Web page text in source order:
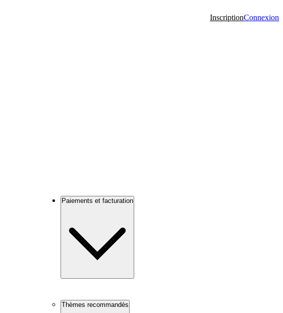
InscriptionConnexion
Paiements et facturation
Thèmes recommandés